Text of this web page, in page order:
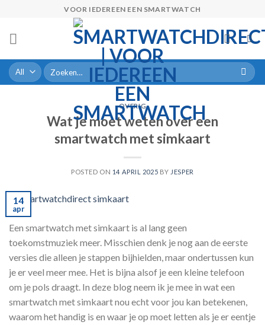
content
VOOR IEDEREEN EEN SMARTWATCH
Zoeken
naar:
OVERIG
Wat je moet weten over een
smartwatch met simkaart
POSTED ON 14 APRIL 2025 BY JESPER
14
apr
Een smartwatch met simkaart is al lang geen
toekomstmuziek meer. Misschien denk je nog aan de eerste
versies die alleen je stappen bijhielden, maar ondertussen kun
je er veel meer mee. Het is bijna alsof je een kleine telefoon
om je pols draagt. In deze blog neem ik je mee in wat een
smartwatch met simkaart nou echt voor jou kan betekenen,
waarom het handig is en waar je op moet letten als je er eentje